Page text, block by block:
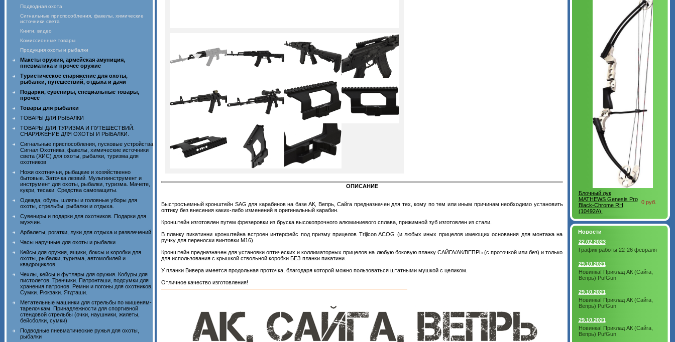
Подводная охота
Сигнальные приспособления, факелы, химические
источники света
Книги, видео
Комиссионные товары
Продукция охоты и рыбалки
Макеты оружия, армейская амуниция,
пневматика и прочее оружие
Туристическое снаряжение для охоты,
рыбалки, путешествий, отдыха и дачи
Подарки, сувениры, специальные товары,
прочее
Товары для рыбалки
ТОВАРЫ ДЛЯ РЫБАЛКИ
ТОВАРЫ ДЛЯ ТУРИЗМА И ПУТЕШЕСТВИЙ.
СНАРЯЖЕНИЕ ДЛЯ ОХОТЫ И РЫБАЛКИ.
Сигнальные приспособления, пусковые устройства
Сигнал Охотника, факелы, химические источники
света (ХИС) для охоты, рыбалки, туризма для
охотников
Ножи охотничьи, рыбацкие и хозяйственно
бытовые. Заточка лезвий. Мультиинструмент и
инструмент для охоты, рыбалки, туризма. Мачете,
кукри, тесаки. Средства самозащиты.
Одежда, обувь, шляпы и головные уборы для
охоты, стрельбы, рыбалки и отдыха.
Сувениры и подарки для охотников. Подарки для
мужчин.
Арбалеты, рогатки, луки для отдыха и развлечений
Часы наручные для охоты и рыбалки
Кейсы для оружия, ящики, боксы и коробки для
охоты, рыбалки, туризма, автомобилей и
квадроциклов
Чехлы, кейсы и футляры для оружия. Кобуры для
пистолетов. Тренчики. Патронташи, подсумки для
хранения патронов. Ремни и погоны для охотников.
Сумки. Рюкзаки. Ягдташи.
Метательные машинки для стрельбы по мишеням-
тарелочкам. Принадлежности для спортивной
стендовой стрельбы (очки, наушники, жилеты,
бейсболки, сумки)
Подводные пневматические ружья для охоты,
рыбалки
ОПИСАНИЕ
Быстросъемный кронштейн SAG для карабинов на базе АК, Вепрь, Сайга предназначен для тех, кому по тем или иным причинам необходимо установить
оптику без внесения каких-либо изменений в оригинальный карабин.
Кронштейн изготовлен путем фрезеровки из бруска высокопрочного алюминиевого сплава, прижимной зуб изготовлен из стали.
В планку пикатинни кронштейна встроен интерфейс под призму прицелов Trijicon ACOG (и любых иных прицелов имеющих основания для монтажа на
ручку для переноски винтовки М16)
Кронштейн предназначен для установки оптических и коллиматорных прицелов на любую боковую планку САЙГА/АК/ВЕПРЬ (с проточкой или без) и только
для использования с крышкой ствольной коробки БЕЗ планки пикатини.
У планки Вивера имеется продольная проточка, благодаря которой можно пользоваться штатными мушкой с целиком.
Отличное качество изготовления!
Блочный лук
MATHEWS Genesis Pro
Black-Chrome RH
(10492A).
0 руб.
Новости
22.02.2023
График работы 22-26 февраля
29.10.2021
Новинка! Приклад АК (Сайга,
Вепрь) PufGun
29.10.2021
Новинка! Приклад АК (Сайга,
Вепрь) PufGun
29.10.2021
Новинка! Приклад АК (Сайга,
Вепрь) PufGun